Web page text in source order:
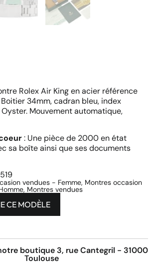
Rolex Air King en acier référence
34mm, cadran bleu, index
Mouvement automatique,
: Une pièce de 2000 en état
sa boîte ainsi que ses documents
vendues - Femme, Montres occasion
, Montres vendues
CE MODÈLE
boutique 3, rue Cantegril - 31000
Toulouse